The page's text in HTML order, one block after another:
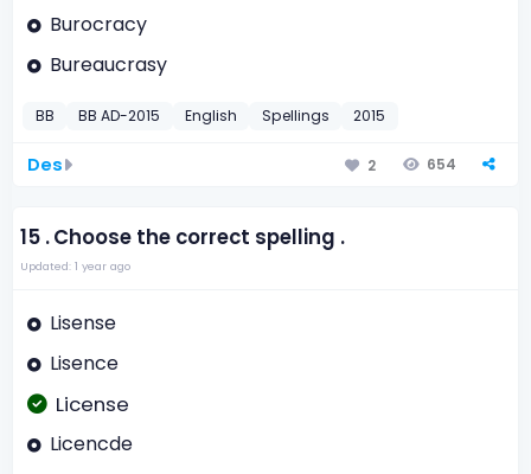
Burocracy
Bureaucrasy
BB BB AD-2015 English Spellings 2015
Des 2 654
15 .Choose the correct spelling .
Updated: 1 year ago
Lisense
Lisence
License
Licencde